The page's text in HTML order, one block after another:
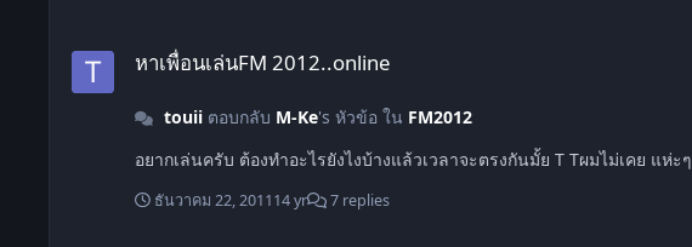
หาเพื่อนเล่นFM 2012..online
touiiตอบกลับ M-Ke's หัวข้อ ใน FM2012
อยากเล่นครับ ต้องทำอะไรยังไงบ้างแล้วเวลาจะตรงกันมั้ย T Tผมไม่เคย แห่ะๆ
ธันวาคม 22, 201114 yr 7 replies